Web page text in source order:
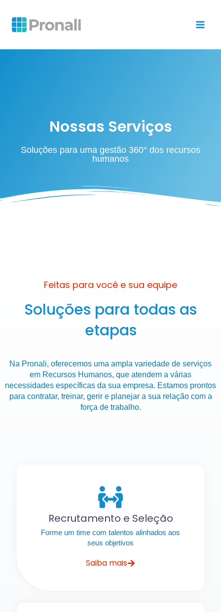
Nossas Serviços
Soluções para uma gestão 360° dos recursos
humanos
Feitas para você e sua equipe
Soluções para todas as
etapas
Na Pronali, oferecemos uma ampla variedade de serviços
em Recursos Humanos, que atendem a várias
necessidades específicas da sua empresa. Estamos prontos
para contratar, treinar, gerir e planejar a sua relação com a
força de trabalho.
Recrutamento e Seleção
Forme um time com talentos alinhados aos
seus objetivos
Saiba mais